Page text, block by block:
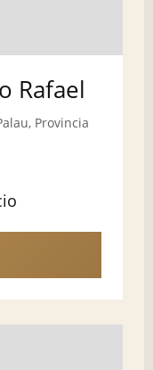
Rafael
Provincia